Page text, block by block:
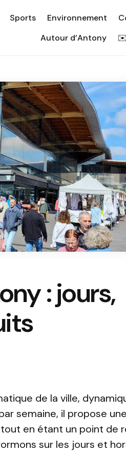
Sports Environnement
Autour d’Antony
: jours,
de la ville,
semaine, il propose
en étant un point de
sur les jours et